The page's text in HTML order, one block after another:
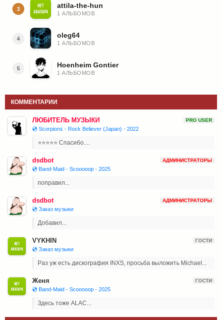
3 attila-the-hun
1 АЛЬБОМОВ
4 oleg64
1 АЛЬБОМОВ
5 Hoenheim Gontier
1 АЛЬБОМОВ
КОММЕНТАРИИ
ЛЮБИТЕЛЬ МУЗЫКИ PRO USER
💿 Scorpions - Rock Believer (Japan) - 2022
⭐⭐⭐⭐⭐ Спасибо....
dsdbot АДМИНИСТРАТОРЫ
💿 Band-Maid - Scooooop - 2025
поправил...
dsdbot АДМИНИСТРАТОРЫ
💿 Заказ музыки
Добавил...
VYKHIN ГОСТИ
💿 Заказ музыки
Раз уж есть дискография INXS, просьба выложить Michael...
Женя ГОСТИ
💿 Band-Maid - Scooooop - 2025
Здесь тоже ALAC...